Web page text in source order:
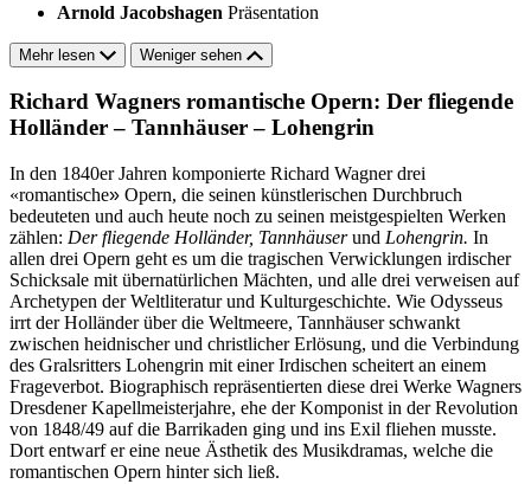
Arnold Jacobshagen Präsentation
Mehr lesen Weniger sehen
Richard Wagners romantische Opern: Der fliegende
Holländer – Tannhäuser – Lohengrin
In den 1840er Jahren komponierte Richard Wagner drei
«romantische» Opern, die seinen künstlerischen Durchbruch
bedeuteten und auch heute noch zu seinen meistgespielten Werken
zählen: Der fliegende Holländer, Tannhäuserund Lohengrin. In
allen drei Opern geht es um die tragischen Verwicklungen irdischer
Schicksale mit übernatürlichen Mächten, und alle drei verweisen auf
Archetypen der Weltliteratur und Kulturgeschichte. Wie Odysseus
irrt der Holländer über die Weltmeere, Tannhäuser schwankt
zwischen heidnischer und christlicher Erlösung, und die Verbindung
des Gralsritters Lohengrin mit einer Irdischen scheitert an einem
Frageverbot. Biographisch repräsentierten diese drei Werke Wagners
Dresdener Kapellmeisterjahre, ehe der Komponist in der Revolution
von 1848/49 auf die Barrikaden ging und ins Exil fliehen musste.
Dort entwarf er eine neue Ästhetik des Musikdramas, welche die
romantischen Opern hinter sich ließ.